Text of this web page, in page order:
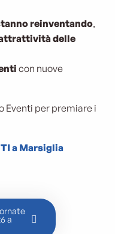
reinventando,
delle
con nuove
Eventi per premiare i
a Marsiglia
a